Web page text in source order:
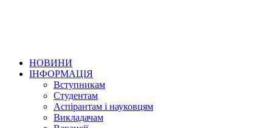
НОВИНИ
ІНФОРМАЦІЯ
Вступникам
Студентам
Аспірантам і науковцям
Викладачам